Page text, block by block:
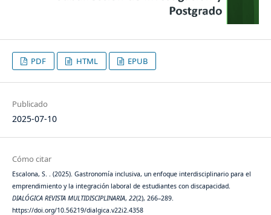
PDF HTML EPUB
Publicado
2025-07-10
Cómo citar
Escalona, S. . (2025). Gastronomía inclusiva, un enfoque interdisciplinario para el
emprendimiento y la integración laboral de estudiantes con discapacidad.
DIALÓGICA REVISTA MULTIDISCIPLINARIA, 22(2), 266–289.
https://doi.org/10.56219/dialgica.v22i2.4358